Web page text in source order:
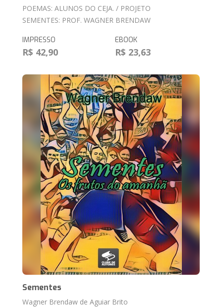
POEMAS: ALUNOS DO CEJA. / PROJETO
SEMENTES: PROF. WAGNER BRENDAW
IMPRESSO
R$ 42,90
EBOOK
R$ 23,63
Sementes
Wagner Brendaw de Aguiar Brito